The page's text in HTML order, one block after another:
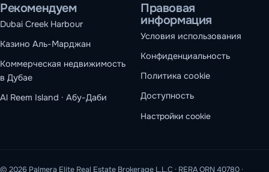
Рекомендуем
Dubai Creek Harbour
Казино Аль-Марджан
Коммерческая недвижимость
в Дубае
Al Reem Island · Абу-Даби
Правовая
информация
Условия использования
Конфиденциальность
Политика cookie
Доступность
Настройки cookie
© 2026 Palmera Elite Real Estate Brokerage L.L.C · RERA ORN 40780 ·